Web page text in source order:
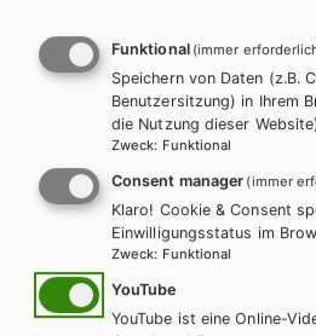
Exklusiv über die
erhältlich.
Weitere
Funktional (immer
Speichern von Daten (z.B.
Benutzersitzung) in Ihrem
die Nutzung dieser
Zweck: Funktional
Consent manager (immer
Klaro! Cookie & Consent
Einwilligungsstatus im
Zweck: Funktional
YouTube
YouTube ist eine Online-